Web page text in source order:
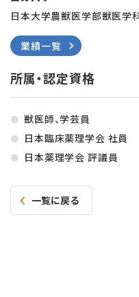
日本大学農獣医学部獣医学
業績一覧
所属・認定資格
獣医師、学芸員
日本臨床薬理学会 社員
日本薬理学会 評議員
一覧に戻る